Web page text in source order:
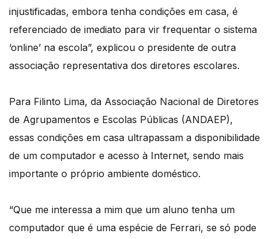
injustificadas, embora tenha condições em casa, é
referenciado de imediato para vir frequentar o sistema
‘online’ na escola”, explicou o presidente de outra
associação representativa dos diretores escolares.
Para Filinto Lima, da Associação Nacional de Diretores
de Agrupamentos e Escolas Públicas (ANDAEP),
essas condições em casa ultrapassam a disponibilidade
de um computador e acesso à Internet, sendo mais
importante o próprio ambiente doméstico.
“Que me interessa a mim que um aluno tenha um
computador que é uma espécie de Ferrari, se só pode